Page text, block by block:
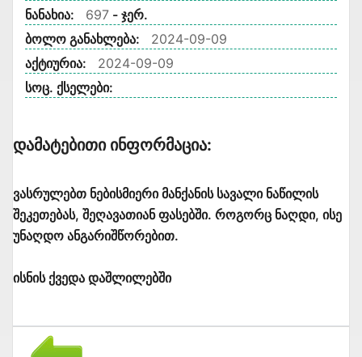
ნანახია:
697 - ჯერ.
ბოლო განახლება:
2024-09-09
აქტიურია:
2024-09-09
სოც. ქსელები:
Დამატებითი Ინფორმაცია:
ვასრულებთ ნებისმიერი მანქანის სავალი ნაწილის
შეკეთებას, შეღავათიან ფასებში. როგორც ნაღდი, ისე
უნაღდო ანგარიშწორებით.
ისნის ქვედა დაშლილებში